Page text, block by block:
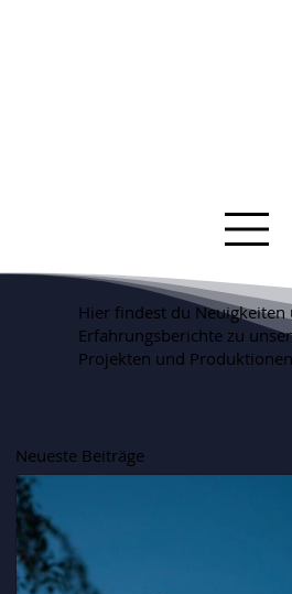
Neueste Beiträge
Hier findest du Neuigkeiten
Erfahrungsberichte zu
Projekten und